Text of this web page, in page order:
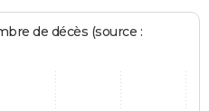
de décès (source :